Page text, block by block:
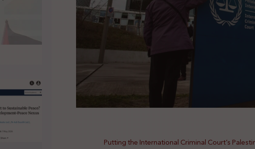
Putting the International Criminal Court’s